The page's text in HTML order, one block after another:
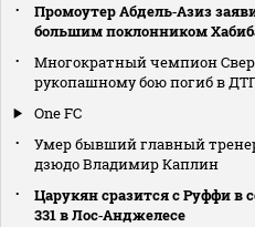
Промоутер Абдель‑Азиз
большим поклонником
Многократный чемпион
рукопашному бою погиб в ДТП
One FC
Умер бывший главный
дзюдо Владимир Каплин
Царукян сразится с Руффи в
331 в Лос‑Анджелесе